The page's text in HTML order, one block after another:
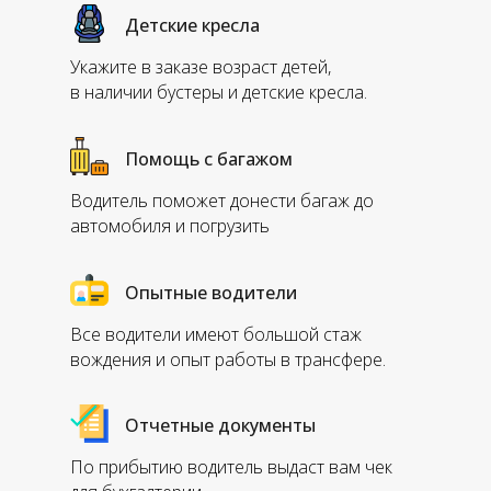
Укажите в заказе возраст детей,
в наличии бустеры и детские кресла.
Водитель поможет донести багаж до
автомобиля и погрузить
Детские кресла
Помощь с багажом
Все водители имеют большой стаж
вождения и опыт работы в трансфере.
По прибытию водитель выдаст вам чек
Опытные водители
Отчетные документы